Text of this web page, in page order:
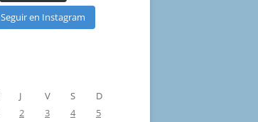
Seguir en Instagram
J V S
D
2 3 4
5